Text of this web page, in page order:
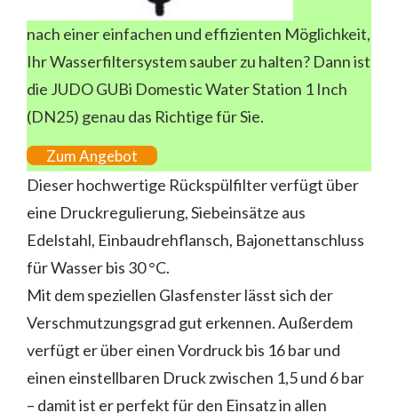
nach einer einfachen und effizienten Möglichkeit,
Ihr Wasserfiltersystem sauber zu halten? Dann ist
die JUDO GUBi Domestic Water Station 1 Inch
(DN25) genau das Richtige für Sie.
Zum Angebot
Dieser hochwertige Rückspülfilter verfügt über
eine Druckregulierung, Siebeinsätze aus
Edelstahl, Einbaudrehflansch, Bajonettanschluss
für Wasser bis 30 °C.
Mit dem speziellen Glasfenster lässt sich der
Verschmutzungsgrad gut erkennen. Außerdem
verfügt er über einen Vordruck bis 16 bar und
einen einstellbaren Druck zwischen 1,5 und 6 bar
– damit ist er perfekt für den Einsatz in allen